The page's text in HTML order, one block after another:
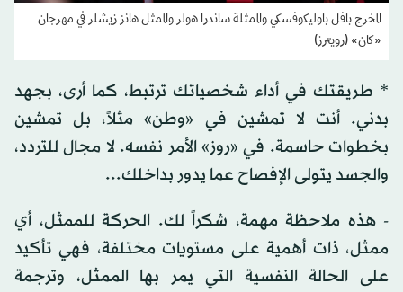
المخرج بافل باوليكوفسكي والممثلة ساندرا هولر والممثل هانز زيشلر في مهرجان
«كان» (رويترز)
* طريقتك في أداء شخصياتك ترتبط، كما أرى، بجهد
بدني. أنت لا تمشين في «وطن» مثلاً، بل تمشين
بخطوات حاسمة. في «روز» الأمر نفسه. لا مجال للتردد،
والجسد يتولى الإفصاح عما يدور بداخلك...
- هذه ملاحظة مهمة، شكراً لك. الحركة للممثل، أي
ممثل، ذات أهمية على مستويات مختلفة، فهي تأكيد
على الحالة النفسية التي يمر بها الممثل، وترجمة